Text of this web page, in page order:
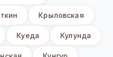
Крыловская
Куеда Кулунда